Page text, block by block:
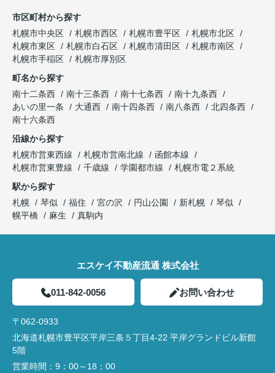
市区町村から探す
札幌市中央区
札幌市西区 札幌市豊平区
札幌市北区
札幌市東区
札幌市白石区 札幌市清田区
札幌市南区
札幌市手稲区
札幌市厚別区
町名から探す
南十二条西
南十三条西 南十七条西
南十九条西
あいの里一条
大通西 南十四条西 南八条西
北四条西
南十六条西
沿線から探す
札幌市営東西線
札幌市営南北線
函館本線
札幌市営東豊線
千歳線 学園都市線
札幌市電２系統
駅から探す
札幌
琴似 福住 宮の沢 円山公園 新札幌
琴似
幌平橋
麻生 真駒内
エスケイ不動産流通 株式会社
011-842-0056 お問い合わせ
〒062-0933
北海道札幌市豊平区平岸三条５丁目4-22 平岸グランドビル新館
5階
営業時間： 9：00～18：00